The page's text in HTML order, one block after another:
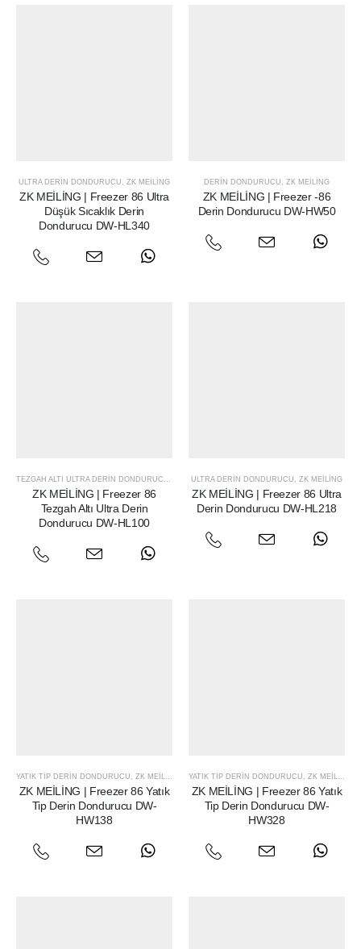
ULTRA DERIN DONDURUCU , ZK MEILING
ZK MEİLİNG | Freezer 86 Ultra
Düşük Sıcaklık Derin
Dondurucu DW-HL340
DERIN DONDURUCU , ZK MEILING
ZK MEİLİNG | Freezer -86
Derin Dondurucu DW-HW50
TEZGAH ALTI ULTRA DERIN DONDURUCU, ZK MEILING
ZK MEİLİNG | Freezer 86
Tezgah Altı Ultra Derin
Dondurucu DW-HL100
ULTRA DERIN DONDURUCU , ZK MEILING
ZK MEİLİNG | Freezer 86 Ultra
Derin Dondurucu DW-HL218
YATIK TIP DERIN DONDURUCU , ZK MEILING
ZK MEİLİNG | Freezer 86 Yatık
Tip Derin Dondurucu DW-
HW138
YATIK TIP DERIN DONDURUCU , ZK MEILING
ZK MEİLİNG | Freezer 86 Yatık
Tip Derin Dondurucu DW-
HW328